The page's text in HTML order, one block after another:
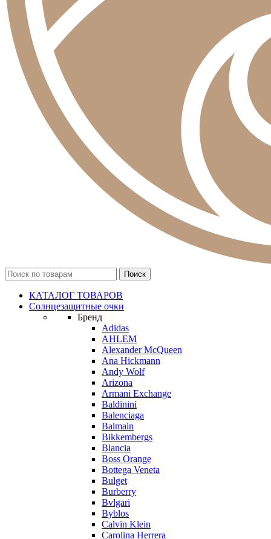
КАТАЛОГ ТОВАРОВ
Солнцезащитные очки
Бренд
Adidas
AHLEM
Alexander McQueen
Ana Hickmann
Andy Wolf
Arizona
Armani Exchange
Baldinini
Balenciaga
Balmain
Bikkembergs
Blancia
Boss Orange
Bottega Veneta
Bulget
Burberry
Bvlgari
Byblos
Calvin Klein
Carolina Herrera